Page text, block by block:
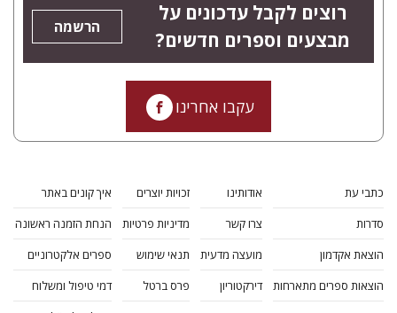
רוצים לקבל עדכונים על
מבצעים וספרים חדשים?
הרשמה
עקבו אחרינו
כתבי עת
סדרות
הוצאת אקדמון
הוצאות ספרים מתארחות
אודותינו
צרו קשר
מועצה מדעית
דירקטוריון
זכויות יוצרים
מדיניות פרטיות
תנאי שימוש
פרס ברטל
איך קונים באתר
הנחת הזמנה ראשונה
ספרים אלקטרוניים
דמי טיפול ומשלוח